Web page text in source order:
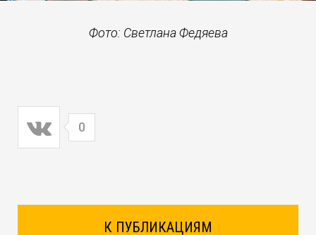
Фото: Светлана Федяева
0
К ПУБЛИКАЦИЯМ